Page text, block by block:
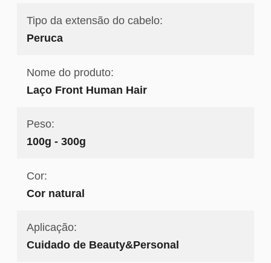
Tipo da extensão do cabelo:
Peruca
Nome do produto:
Laço Front Human Hair
Peso:
100g - 300g
Cor:
Cor natural
Aplicação:
Cuidado de Beauty&Personal